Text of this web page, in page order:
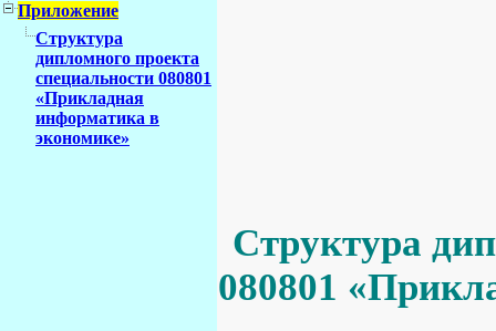
Приложение
Структура
дипломного проекта
специальности 080801
«Прикладная
информатика в
экономике»
Структура
080801